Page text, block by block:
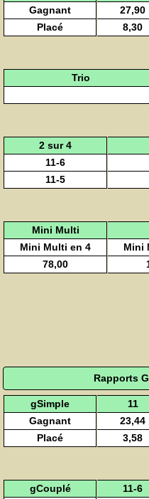
Gagnant
27,90
Placé
8,30
Trio
2 sur 4
11-6
11-5
Mini Multi
Mini Multi en 4
Mini
78,00
Rapports
gSimple 11
Gagnant
23,44
Placé
3,58
gCouplé 11-6